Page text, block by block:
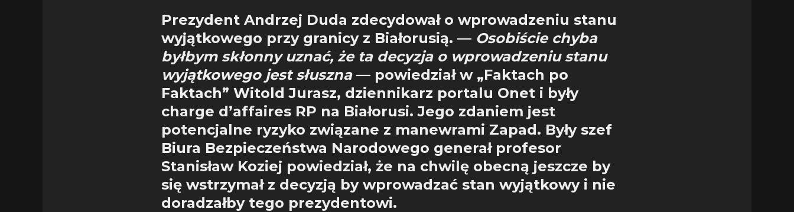
Prezydent Andrzej Duda zdecydował o wprowadzeniu stanu
wyjątkowego przy granicy z Białorusią. — Osobiście chyba
byłbym skłonny uznać, że ta decyzja o wprowadzeniu stanu
wyjątkowego jest słuszna— powiedział w „Faktach po
Faktach” Witold Jurasz, dziennikarz portalu Onet i były
charge d’affaires RP na Białorusi. Jego zdaniem jest
potencjalne ryzyko związane z manewrami Zapad. Były szef
Biura Bezpieczeństwa Narodowego generał profesor
Stanisław Koziej powiedział, że na chwilę obecną jeszcze by
się wstrzymał z decyzją by wprowadzać stan wyjątkowy i nie
doradzałby tego prezydentowi.